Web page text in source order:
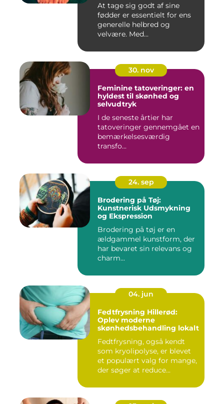
At tage sig godt af sine
fødder er essentielt for ens
generelle helbred og
velvære. Med...
30. nov
Feminine tatoveringer: en
hyldest til skønhed og
selvudtryk
I de seneste årtier har
tatoveringer gennemgået en
bemærkelsesværdig
transfo...
24. sep
Brodering på Tøj:
Kunstnerisk Udsmykning
og Ekspression
Brodering på tøj er en
ældgammel kunstform, der
har bevaret sin relevans og
charm...
04. jun
Fedtfrysning Hillerød:
Oplev moderne
skønhedsbehandling lokalt
Fedtfrysning, også kendt
som kryolipolyse, er blevet
et populært valg for mange,
der søger at reduce...